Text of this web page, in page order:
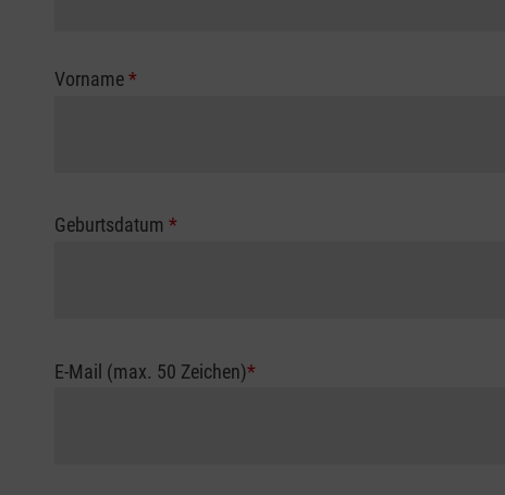
Vorname*
Geburtsdatum *
E-Mail (max. 50 Zeichen)*